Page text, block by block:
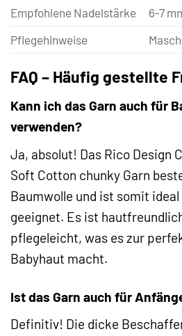
Empfohlene Nadelstärke
6-7
Pflegehinweise
FAQ – Häufig gestellte
Kann ich das Garn auch für
verwenden?
Ja, absolut! Das Rico Design
Soft Cotton chunky Garn
Baumwolle und ist somit
geeignet. Es ist
pflegeleicht, was es zur
Babyhaut macht.
Ist das Garn auch für
Definitiv! Die dicke